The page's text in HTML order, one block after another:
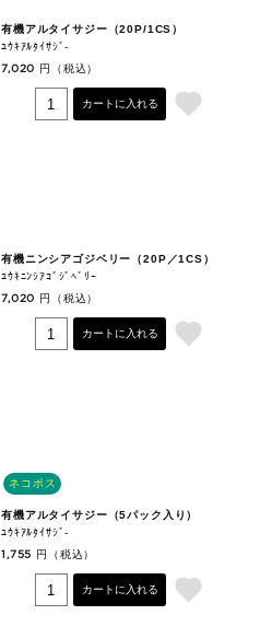
有機アルタイサジー（20P/1CS）
ﾕｳｷｱﾙﾀｲｻｼﾞ‐
7,020 円（税込）
カートに入れる
有機ニンシアゴジベリー（20P／1CS）
ﾕｳｷﾆﾝｼｱｺﾞｼﾞﾍﾞﾘｰ
7,020 円（税込）
カートに入れる
ネコポス
有機アルタイサジー（5パック入り）
ﾕｳｷｱﾙﾀｲｻｼﾞ‐
1,755 円（税込）
カートに入れる